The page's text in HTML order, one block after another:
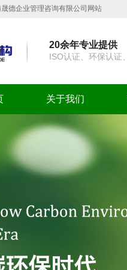
德企业管理咨询有限公司网站
20余年专业提供
ISO认证、环保认证
关于我们